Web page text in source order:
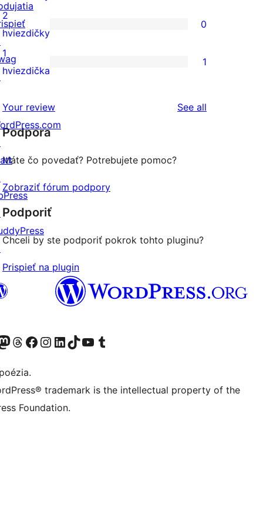
hodnotením
4-
hviezdičkovým
recenzií
s
3-
hviezdičkovým
0
recenzií
s
hviezdičkovým
hodnotením
2
hviezdičky
0
1
s
1-
hviezdičkovým
hodnotením
1
hviezdička
1
Your review See all
Podpora
Máte čo povedať? Potrebujete pomoc?
Zobraziť fórum podpory
Podporiť
Chceli by ste podporiť pokrok tohto pluginu?
Prispieť na plugin
Twitter)
na platforme Bluesky
náš účet na Mastodone
Navštívte náš účet na platforme Threads
Navštívte našu stránku na Facebooku
Navštívte náš účet Instagram
Navštívte náš účet LinkedIn
Navštívte náš účet na platforme TikTok
Navštívte náš kanál YouTube
Navštívte náš účet na platforme Tumblr
trademark is the intellectual property of the
Foundation.